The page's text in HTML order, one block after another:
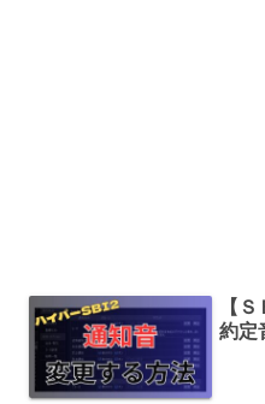
【
約定